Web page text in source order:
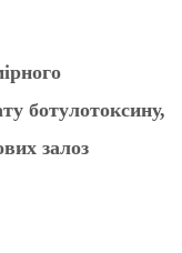
ботулотоксину,
залоз